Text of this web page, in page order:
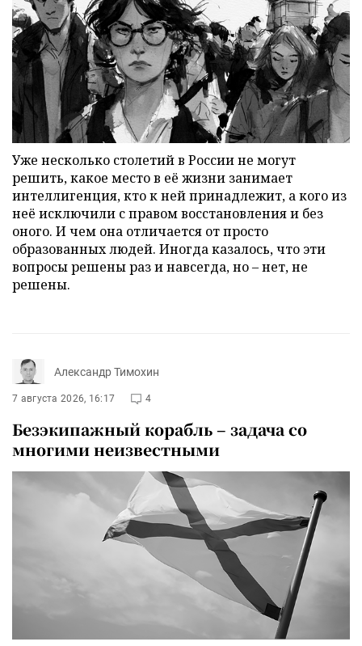
Уже несколько столетий в России не могут
решить, какое место в её жизни занимает
интеллигенция, кто к ней принадлежит, а кого из
неё исключили с правом восстановления и без
оного. И чем она отличается от просто
образованных людей. Иногда казалось, что эти
вопросы решены раз и навсегда, но – нет, не
решены.
Александр Тимохин
7 августа 2026, 16:17 4
Безэкипажный корабль – задача со
многими неизвестными